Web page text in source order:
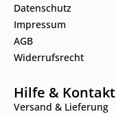
Datenschutz
Impressum
AGB
Widerrufsrecht
Hilfe & Kontakt
Versand & Lieferung